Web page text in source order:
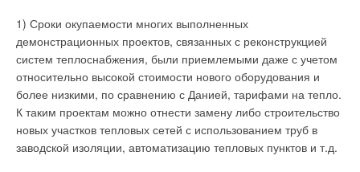
1) Сроки окупаемости многих выполненных
демонстрационных проектов, связанных с реконструкцией
систем теплоснабжения, были приемлемыми даже с учетом
относительно высокой стоимости нового оборудования и
более низкими, по сравнению с Данией, тарифами на тепло.
К таким проектам можно отнести замену либо строительство
новых участков тепловых сетей с использованием труб в
заводской изоляции, автоматизацию тепловых пунктов и т.д.
Ваше имя *
Ваш E-mail *
Текст комментария